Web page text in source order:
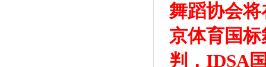
舞蹈协会
京体育国
判，IDSA